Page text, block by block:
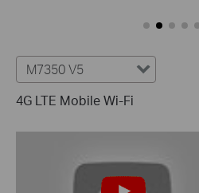
M7350 V5
4G LTE Mobile Wi-Fi